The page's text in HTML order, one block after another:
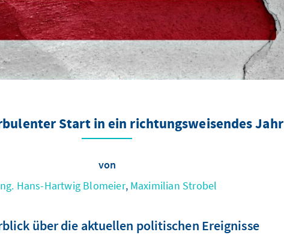
Start in ein richtungsweisendes Jahr
von
Hans-Hartwig Blomeier, Maximilian Strobel
über die aktuellen politischen Ereignisse